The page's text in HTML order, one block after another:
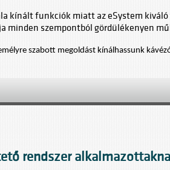
kínált funkciók miatt az eSystem
minden szempontból gördülékenyen
szabott megoldást kínálhassunk
rendszer